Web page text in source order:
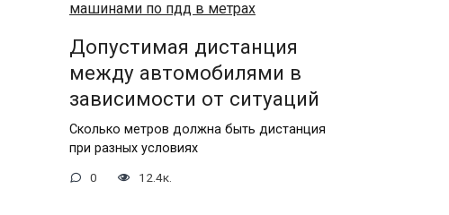
Допустимая дистанция
между автомобилями в
зависимости от ситуаций
Сколько метров должна быть дистанция
при разных условиях
0 12.4к.